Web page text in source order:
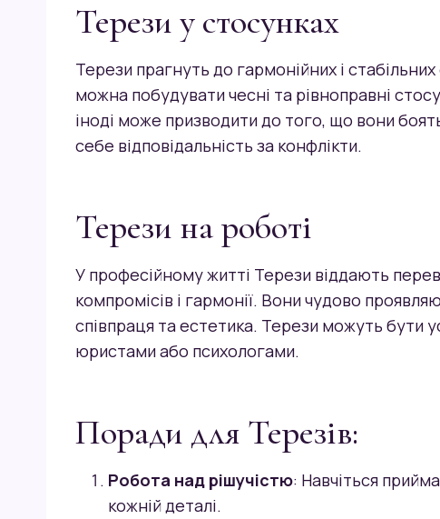
Терези у стосунках
Терези прагнуть до гармонійних і
можна побудувати чесні та рівноправні
іноді може призводити до того, що вони
себе відповідальність за конфлікти.
Терези на роботі
У професійному житті Терези віддають
компромісів і гармонії. Вони чудово
співпраця та естетика. Терези можуть бути
юристами або психологами.
Поради для Терезів:
Робота над рішучістю: Навчіться
кожній деталі.